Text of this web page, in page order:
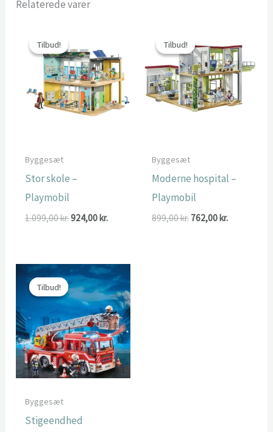
Relaterede varer
Tilbud!
Tilbud!
Byggesæt
Stor skole –
Playmobil
1.099,00kr.Den
1.099,00 kr..
924,00 kr.Den
924,00 kr..
Tilbud!
Tilbud!
Byggesæt
Moderne hospital –
Playmobil
899,00kr. Den
762,00 kr.Den
Tilbud!
Tilbud!
Byggesæt
Stigeendhed